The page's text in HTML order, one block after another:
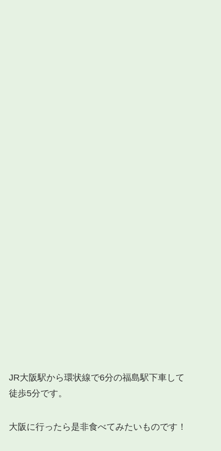
JR大阪駅から環状線で6分の福島駅下車して
徒歩5分です。
大阪に行ったら是非食べてみたいものです！